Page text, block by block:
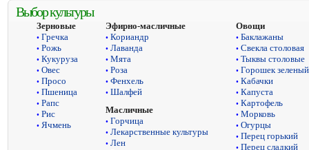
Выбор культуры
Зерновые
• Гречка
• Рожь
• Кукуруза
• Овес
• Просо
• Пшеница
• Рапс
• Рис
• Ячмень
Эфирно-масличные
• Кориандр
• Лаванда
• Мята
• Роза
• Фенхель
• Шалфей
Масличные
• Горчица
• Лекарственные культуры
• Лен
Овощи
• Баклажаны
• Свекла столовая
• Тыквы столовые
• Горошек зеленый
• Кабачки
• Капуста
• Картофель
• Морковь
• Огурцы
• Перец горький
• Перец сладкий